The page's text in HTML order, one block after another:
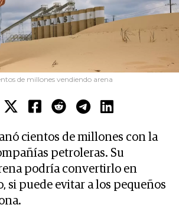
de millones vendiendo arena
cientos de millones con la
petroleras. Su
podría convertirlo en
puede evitar a los pequeños